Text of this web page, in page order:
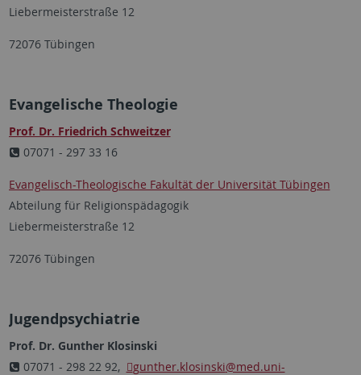
Liebermeisterstraße 12
72076 Tübingen
Evangelische Theologie
Prof. Dr. Friedrich Schweitzer
07071 - 297 33 16
Evangelisch-Theologische Fakultät der Universität Tübingen
Abteilung für Religionspädagogik
Liebermeisterstraße 12
72076 Tübingen
Jugendpsychiatrie
Prof. Dr. Gunther Klosinski
07071 - 298 22 92,
gunther.klosinski@med.uni-